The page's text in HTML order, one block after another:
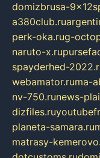
domizbrusa-
a380club.ru
perk-oka.rug-
naruto-x.ru
spayderhed-
webamator.ruma-
nv-750.runews-
dizfiles.ru
planeta-samara.ru
matrasy-